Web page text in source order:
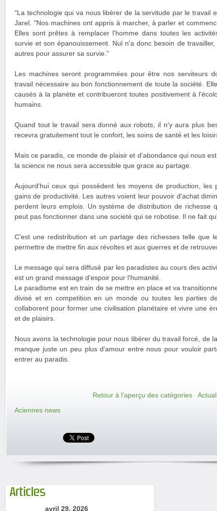
"La technologie qui va nous libérer de la servitude par le travail
Jarel. "Nos machines ont appris à marcher, à parler et
Elles sont prêtes à remplacer l'homme dans toutes les
survie et son épanouissement. Nul n'a donc besoin de
autres pour assurer sa survie."
Les machines seront programmées pour être nos serviteurs
travail nécessaire au bon fonctionnement de toute la société.
causés à la planète et contribueront toutes positivement à
humains.
Quand tout le travail sera donné aux robots, il n’y aura plus
recevra gratuitement tout le confort, les soins de santé et les
Mais ce paradis, ce monde de plaisir et d'abondance qui nous
la science ne nous sera accessible que grace au partage.
Aujourd'hui ceux qui possèdent les moyens de production, les
gains de productivité. Les autres voient leur pouvoir d'achat
perdent leurs emplois. Un système de distribution de richesse
peut pas fonctionner dans une societé qui se robotise. Il ne fait
C'est une redistribution et un partage des richesses telle que
permettre de mettre fin aux révoltes et aux guerres et de
Le message qui sera diffusé par les paradistes au cours des
est un grand message d'espoir pour l'humanité.
Le paradisme est en train de se mettre en place et va
divisé et en competition en un monde ou toutes les parties
collaborent pour former une civilisation planétaire et vivre une
et de plaisirs.
Nous avons la technologie pour nous libérer du travail forcé, de
manque juste un peu plus d'amour entre nous pour vouloir
entrer au paradis.
Retour à l'aperçu des catégories
Aciennes news
Articles
avril 29, 2026